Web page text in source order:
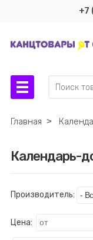
+7
Главная ˃
Календарь-
Производитель:
Цена: